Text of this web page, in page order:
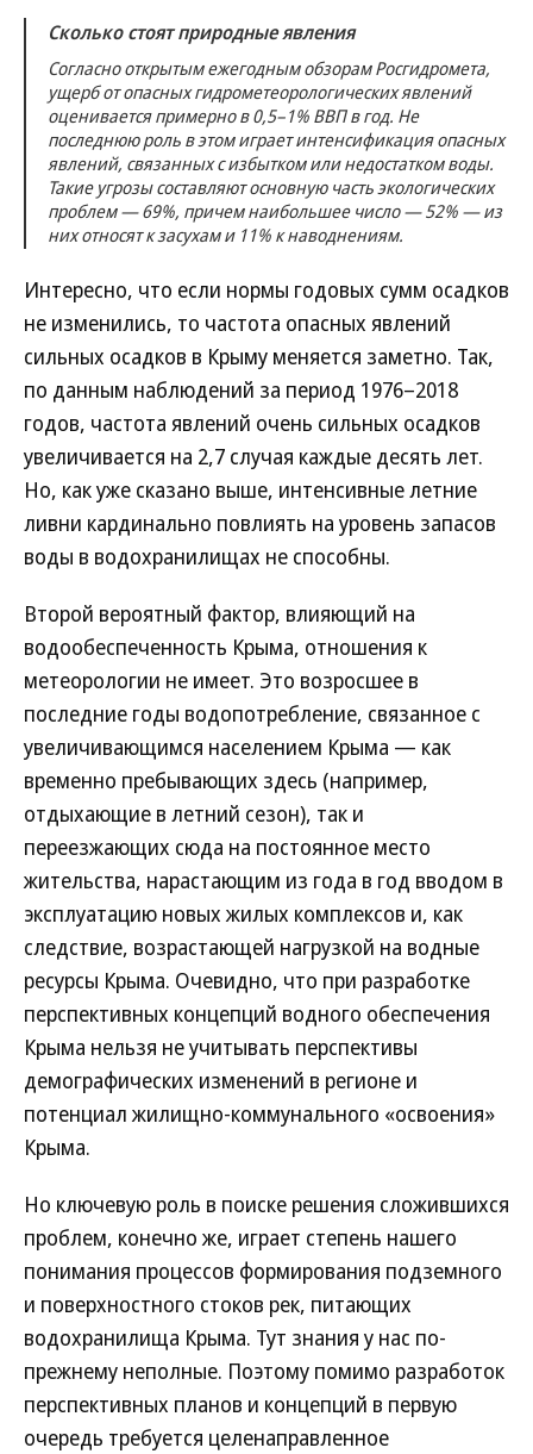
Сколько стоят природные явления
Согласно открытым ежегодным обзорам Росгидромета,
ущерб от опасных гидрометеорологических явлений
оценивается примерно в 0,5–1% ВВП в год. Не
последнюю роль в этом играет интенсификация опасных
явлений, связанных с избытком или недостатком воды.
Такие угрозы составляют основную часть экологических
проблем — 69%, причем наибольшее число — 52% — из
них относят к засухам и 11% к наводнениям.
Интересно, что если нормы годовых сумм осадков
не изменились, то частота опасных явлений
сильных осадков в Крыму меняется заметно. Так,
по данным наблюдений за период 1976–2018
годов, частота явлений очень сильных осадков
увеличивается на 2,7 случая каждые десять лет.
Но, как уже сказано выше, интенсивные летние
ливни кардинально повлиять на уровень запасов
воды в водохранилищах не способны.
Второй вероятный фактор, влияющий на
водообеспеченность Крыма, отношения к
метеорологии не имеет. Это возросшее в
последние годы водопотребление, связанное с
увеличивающимся населением Крыма — как
временно пребывающих здесь (например,
отдыхающие в летний сезон), так и
переезжающих сюда на постоянное место
жительства, нарастающим из года в год вводом в
эксплуатацию новых жилых комплексов и, как
следствие, возрастающей нагрузкой на водные
ресурсы Крыма. Очевидно, что при разработке
перспективных концепций водного обеспечения
Крыма нельзя не учитывать перспективы
демографических изменений в регионе и
потенциал жилищно-коммунального «освоения»
Крыма.
Но ключевую роль в поиске решения сложившихся
проблем, конечно же, играет степень нашего
понимания процессов формирования подземного
и поверхностного стоков рек, питающих
водохранилища Крыма. Тут знания у нас по-
прежнему неполные. Поэтому помимо разработок
перспективных планов и концепций в первую
очередь требуется целенаправленное